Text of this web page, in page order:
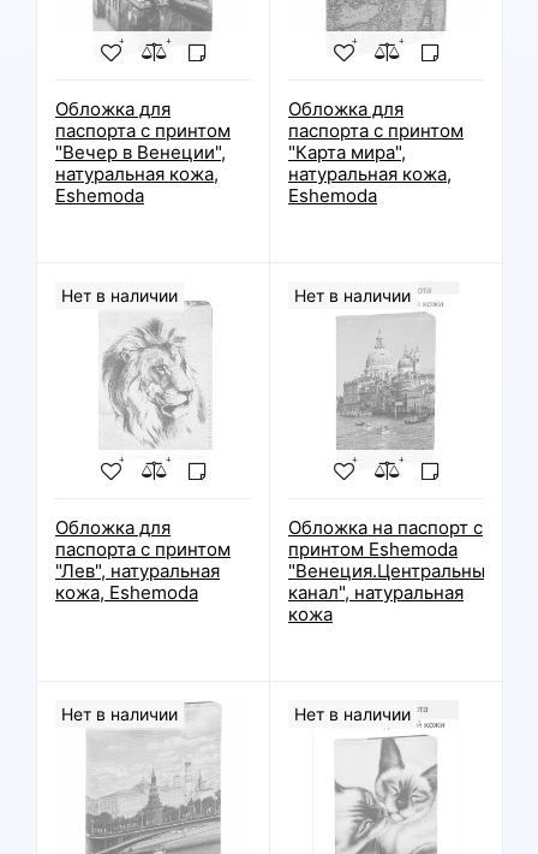
Обложка для
паспорта с принтом
"Вечер в Венеции",
натуральная кожа,
Eshemoda
Обложка для
паспорта с принтом
"Карта мира",
натуральная кожа,
Eshemoda
Нет в наличии
Обложка для
паспорта с принтом
"Лев", натуральная
кожа, Eshemoda
Нет в наличии
Обложка на паспорт с
принтом Eshemoda
"Венеция.Центральный
канал", натуральная
кожа
Нет в наличии Нет в наличии